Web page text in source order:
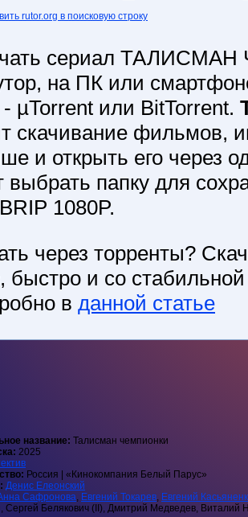
rutor.org в поисковую строку
сериал
на ПК или
µTorrent или BitTorrent.
скачивание фильмов,
и открыть его через
выбрать папку для
1080P.
через торренты?
быстро и со
в данной статье
название: Талисман чемпионки
2025
Россия | «Кинокомпания Белый Парус»
Денис Елеонский
Сафронова Евгений Токарев Евгений
Сергей Белякович (II), Дмитрий Медведев, Виталий